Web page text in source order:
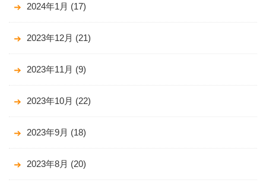
2024年1月 (17)
2023年12月 (21)
2023年11月 (9)
2023年10月 (22)
2023年9月 (18)
2023年8月 (20)